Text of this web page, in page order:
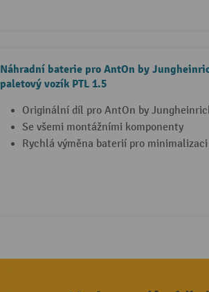
Náhradní baterie pro AntOn by
paletový vozík PTL 1.5
Originální díl pro AntOn by
Se všemi montážními komponenty
Rychlá výměna baterií pro